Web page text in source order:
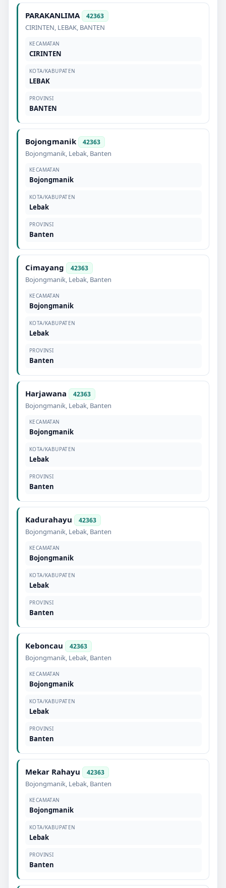
PARAKANLIMA 42363
CIRINTEN, LEBAK, BANTEN
KECAMATAN
CIRINTEN
KOTA/KABUPATEN
LEBAK
PROVINSI
BANTEN
Bojongmanik 42363
Bojongmanik, Lebak, Banten
KECAMATAN
Bojongmanik
KOTA/KABUPATEN
Lebak
PROVINSI
Banten
Cimayang 42363
Bojongmanik, Lebak, Banten
KECAMATAN
Bojongmanik
KOTA/KABUPATEN
Lebak
PROVINSI
Banten
Harjawana 42363
Bojongmanik, Lebak, Banten
KECAMATAN
Bojongmanik
KOTA/KABUPATEN
Lebak
PROVINSI
Banten
Kadurahayu 42363
Bojongmanik, Lebak, Banten
KECAMATAN
Bojongmanik
KOTA/KABUPATEN
Lebak
PROVINSI
Banten
Keboncau 42363
Bojongmanik, Lebak, Banten
KECAMATAN
Bojongmanik
KOTA/KABUPATEN
Lebak
PROVINSI
Banten
Mekar Rahayu 42363
Bojongmanik, Lebak, Banten
KECAMATAN
Bojongmanik
KOTA/KABUPATEN
Lebak
PROVINSI
Banten